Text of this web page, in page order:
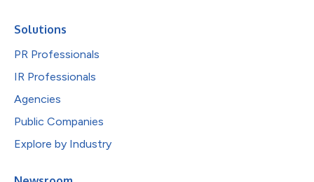
Solutions
PR Professionals
IR Professionals
Agencies
Public Companies
Explore by Industry